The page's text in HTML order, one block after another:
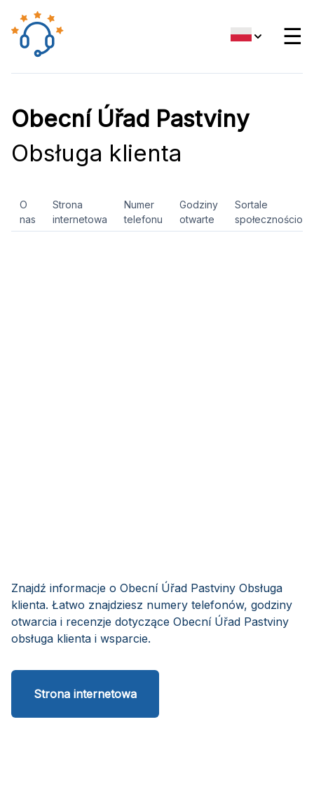
☰
Obecní Úřad Pastviny
Obsługa klienta
O
nas
Strona
internetowa
Numer
telefonu
Godziny
otwarte
Sortale
Znajdź informacje o Obecní Úřad Pastviny Obsługa
klienta. Łatwo znajdziesz numery telefonów, godziny
otwarcia i recenzje dotyczące Obecní Úřad Pastviny
obsługa klienta i wsparcie.
Strona internetowa